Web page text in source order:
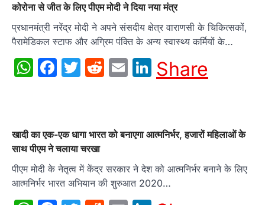
कोरोना से जीत के लिए पीएम मोदी ने दिया नया मंत्र
प्रधानमंत्री नरेंद्र मोदी ने अपने संसदीय क्षेत्र वाराणसी के चिकित्सकों,
पैरामेडिकल स्टाफ और अग्रिम पंक्ति के अन्य स्वास्थ्य कर्मियों के…
WhatsApp
Facebook
Twitter
Reddit
EmailLinkedIn
Share
खादी का एक-एक धागा भारत को बनाएगा आत्मनिर्भर, हजारों महिलाओं के
साथ पीएम ने चलाया चरखा
पीएम मोदी के नेतृत्व में केंद्र सरकार ने देश को आत्मनिर्भर बनाने के लिए
आत्मनिर्भर भारत अभियान की शुरुआत 2020…